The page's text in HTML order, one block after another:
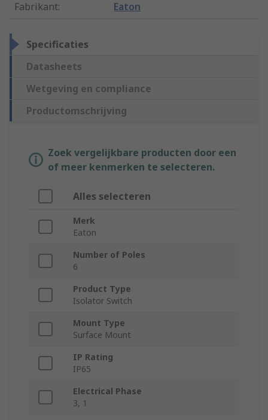
Fabrikant: Eaton
Specificaties
Datasheets
Wetgeving en compliance
Productomschrijving
Zoek vergelijkbare producten door een
of meer kenmerken te selecteren.
Alles selecteren
Merk
Eaton
Number of Poles
6
Product Type
Isolator Switch
Mount Type
Surface Mount
IP Rating
IP65
Electrical Phase
3, 1